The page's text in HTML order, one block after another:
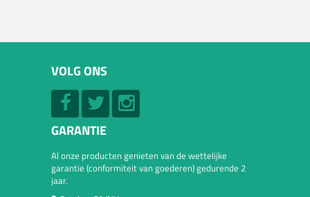
VOLG ONS
GARANTIE
Al onze producten genieten van de wettelijke
garantie (conformiteit van goederen) gedurende 2
jaar.